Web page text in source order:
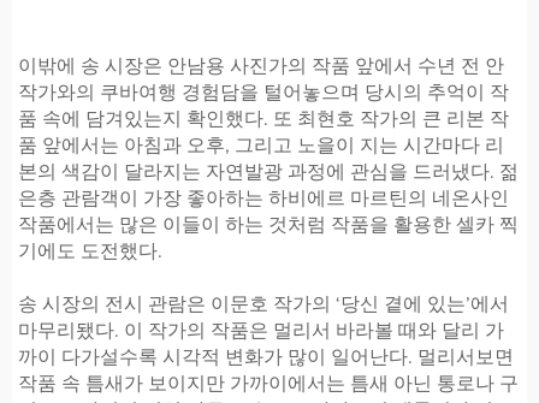
이밖에 송 시장은 안남용 사진가의 작품 앞에서 수년 전 안
작가와의 쿠바여행 경험담을 털어놓으며 당시의 추억이 작
품 속에 담겨있는지 확인했다. 또 최현호 작가의 큰 리본 작
품 앞에서는 아침과 오후, 그리고 노을이 지는 시간마다 리
본의 색감이 달라지는 자연발광 과정에 관심을 드러냈다. 젊
은층 관람객이 가장 좋아하는 하비에르 마르틴의 네온사인
작품에서는 많은 이들이 하는 것처럼 작품을 활용한 셀카 찍
기에도 도전했다.
송 시장의 전시 관람은 이문호 작가의 ‘당신 곁에 있는’에서
마무리됐다. 이 작가의 작품은 멀리서 바라볼 때와 달리 가
까이 다가설수록 시각적 변화가 많이 일어난다. 멀리서보면
작품 속 틈새가 보이지만 가까이에서는 틈새 아닌 통로나 구